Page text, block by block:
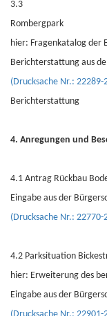
3.3
Rombergpark
hier: Fragenkatalog der
Berichterstattung aus
(Drucksache Nr.: 22289-
Berichterstattung
4. Anregungen und
4.1 Antrag Rückbau
Eingabe aus der
(Drucksache Nr.: 22770-
4.2 Parksituation
hier: Erweiterung des
Eingabe aus der